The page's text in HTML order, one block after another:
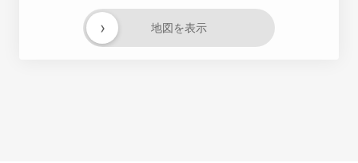
地図を表示
›